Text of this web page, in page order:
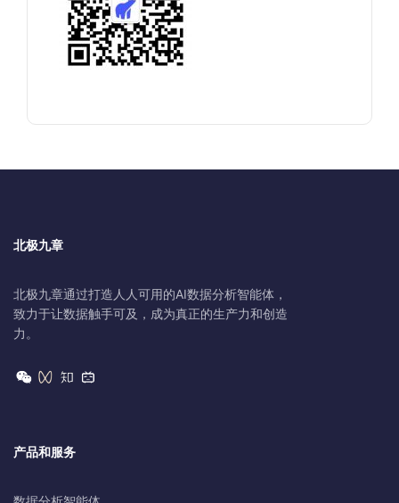
北极九章
北极九章通过打造人人可用的AI数据分析智能体，
致力于让数据触手可及，成为真正的生产力和创造
力。
产品和服务